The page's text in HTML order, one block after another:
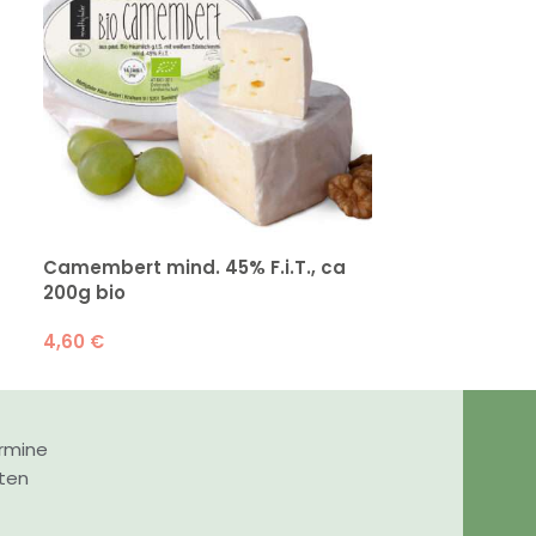
Camembert mind. 45% F.i.T., ca
200g bio
4,60 €